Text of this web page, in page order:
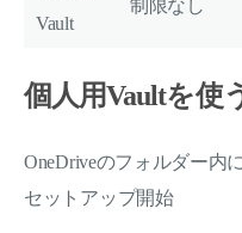
Vault
制限なし
個人用Vaultを使
OneDriveのフォルダー内
セットアップ開始